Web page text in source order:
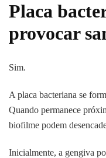
Placa
provocar
Sim.
A placa bacteriana se
Quando permanece
biofilme podem
Inicialmente, a gengiva